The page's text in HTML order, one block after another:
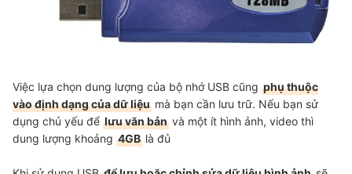
Việc lựa chọn dung lượng của bộ nhớ USB cũng phụ thuộc
vào định dạng của dữ liệu mà bạn cần lưu trữ. Nếu bạn sử
dụng chủ yếu để lưu văn bản và một ít hình ảnh, video thì
dung lượng khoảng 4GB là đủ